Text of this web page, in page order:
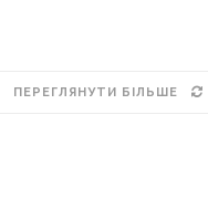
ПЕРЕГЛЯНУТИ БІЛЬШЕ